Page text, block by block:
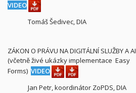
VIDEO
Tomáš Šedivec, DIA
ZÁKON O PRÁVU NA DIGITÁLNÍ SLUŽBY A AI
(včetně živé ukázky implementace Easy
Forms) VIDEO
Jan Petr, koordinátor ZoPDS, DIA